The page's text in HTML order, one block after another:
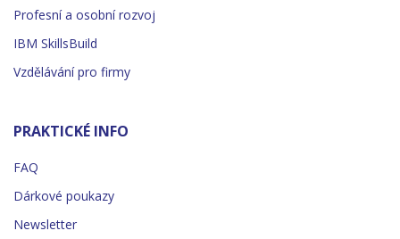
Profesní a osobní rozvoj
IBM SkillsBuild
Vzdělávání pro firmy
PRAKTICKÉ INFO
FAQ
Dárkové poukazy
Newsletter